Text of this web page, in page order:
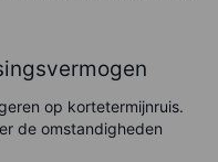
op kortetermijnruis.
de omstandigheden